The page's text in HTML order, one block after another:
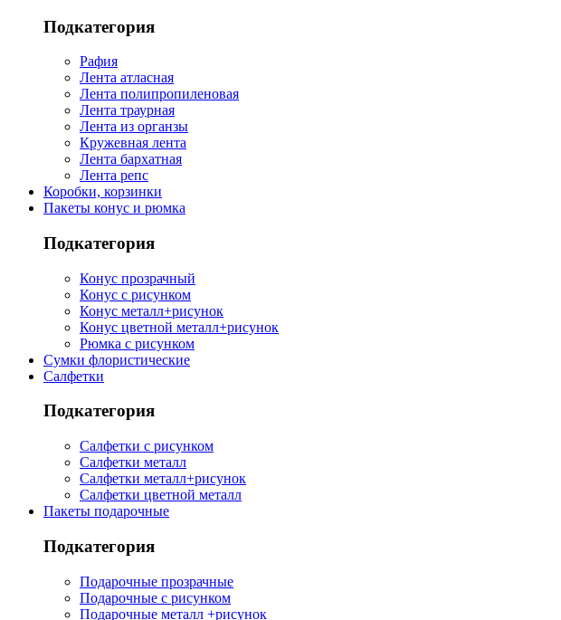
Подкатегория
Рафия
Лента атласная
Лента полипропиленовая
Лента траурная
Лента из органзы
Кружевная лента
Лента бархатная
Лента репс
Коробки, корзинки
Пакеты конус и рюмка
Подкатегория
Конус прозрачный
Конус с рисунком
Конус металл+рисунок
Конус цветной металл+рисунок
Рюмка с рисунком
Сумки флористические
Салфетки
Подкатегория
Салфетки с рисунком
Салфетки металл
Салфетки металл+рисунок
Салфетки цветной металл
Пакеты подарочные
Подкатегория
Подарочные прозрачные
Подарочные с рисунком
Подарочные металл +рисунок